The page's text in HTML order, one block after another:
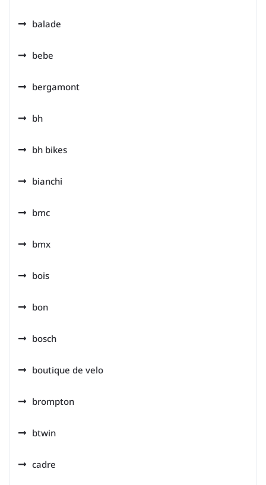
balade
bebe
bergamont
bh
bh bikes
bianchi
bmc
bmx
bois
bon
bosch
boutique de velo
brompton
btwin
cadre